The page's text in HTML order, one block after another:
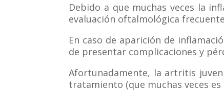
Debido a que muchas veces la
evaluación oftalmológica
En caso de aparición de
de presentar complicaciones y
Afortunadamente, la artritis
tratamiento (que muchas veces